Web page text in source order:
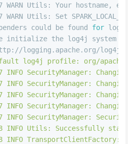
WARN Utils: Your
Utils: Set
could be found for
initialize the log4j system
http://logging.apache.org/
log4j profile: org/
INFO SecurityManager:
INFO SecurityManager:
INFO SecurityManager:
INFO SecurityManager:
INFO SecurityManager:
INFO Utils: Successfully
INFO